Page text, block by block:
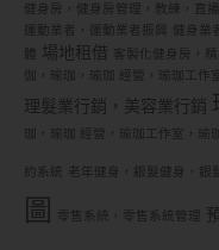
健身房，健身房管理，教練，直
運動業者，運動業者振興
健身
場地租借 客製化健身房，
伽，瑜珈，瑜珈 經營，瑜珈工作
理髮業行銷，美容業行銷
珈，瑜珈 經營，瑜珈工作室，瑜
約系統 老年健身，銀髮健身，銀
圖
零售系統，零售系統管理